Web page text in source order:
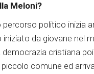
Meloni?
percorso politico inizia
iniziato da giovane nel
democrazia cristiana
comune ed